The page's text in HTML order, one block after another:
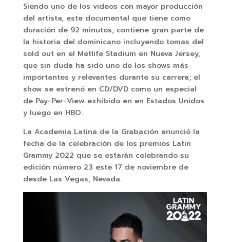
Siendo uno de los videos con mayor producción
del artista, este documental que tiene como
duración de 92 minutos, contiene gran parte de
la historia del dominicano incluyendo tomas del
sold out en el Metlife Stadium en Nueva Jersey,
que sin duda ha sido uno de los shows más
importantes y relevantes durante su carrera; el
show se estrenó en CD/DVD como un especial
de Pay-Per-View exhibido en en Estados Unidos
y luego en HBO.
La Academia Latina de la Grabación anunció la
fecha de la celebración de los premios Latin
Grammy 2022 que se estarán celebrando su
edición número 23 este 17 de noviembre de
desde Las Vegas, Nevada.